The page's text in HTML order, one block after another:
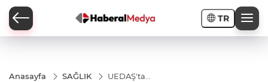
TR
Anasayfa SAĞLIK
UEDAŞ'tan